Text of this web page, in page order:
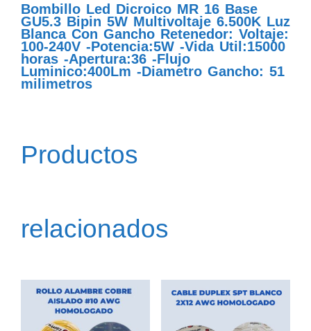
Bombillo Led Dicroico MR 16 Base
GU5.3 Bipin 5W Multivoltaje 6.500K Luz
Blanca Con Gancho Retenedor: Voltaje:
100-240V -Potencia:5W -Vida Util:15000
horas -Apertura:36 -Flujo
Luminico:400Lm -Diametro Gancho: 51
milimetros
Productos
relacionados